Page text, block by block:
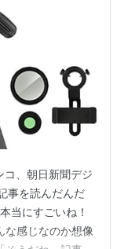
、朝日新聞デジ
事を読んだんだ
当にすごいね！
な感じなのか想像